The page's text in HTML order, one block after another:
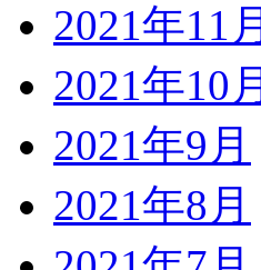
2021年11月
2021年10月
2021年9月
2021年8月